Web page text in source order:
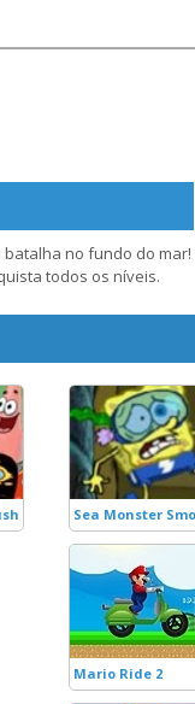
batalha no fundo do mar!
todos os níveis.
Sea Monster
Mario Ride 2